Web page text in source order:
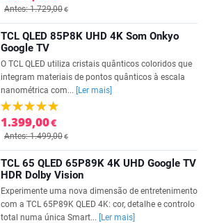
Antes: 1.729,00€
TCL QLED 85P8K UHD 4K Som Onkyo
Google TV
O TCL QLED utiliza cristais quânticos coloridos que
integram materiais de pontos quânticos à escala
nanométrica com...
[Ler mais]
1.399,00€
Antes: 1.499,00€
TCL 65 QLED 65P89K 4K UHD Google TV
HDR Dolby Vision
Experimente uma nova dimensão de entretenimento
com a TCL 65P89K QLED 4K: cor, detalhe e controlo
total numa única Smart...
[Ler mais]